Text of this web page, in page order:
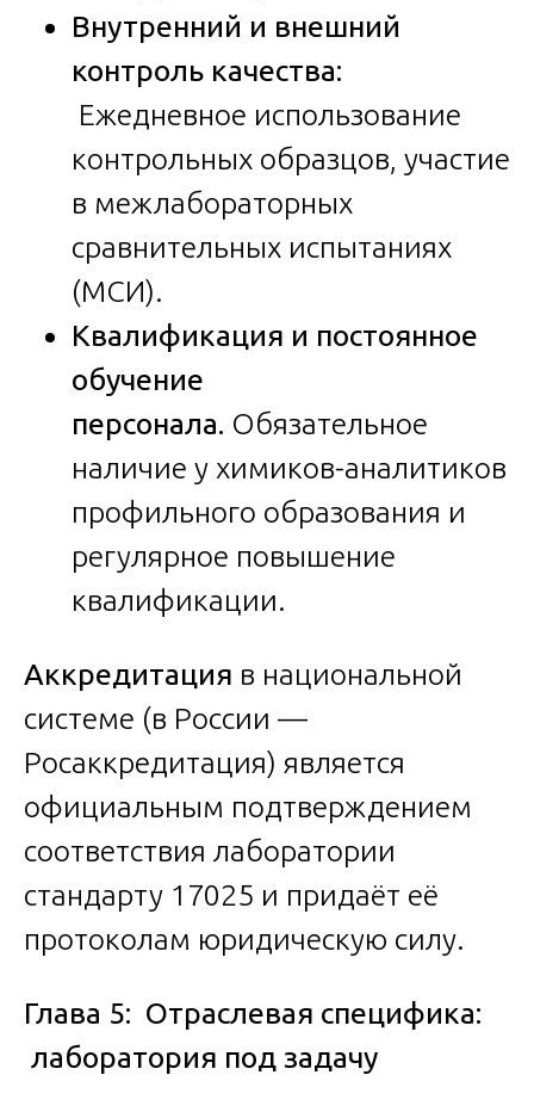
Внутренний и внешний
контроль качества:
Ежедневное использование
контрольных образцов, участие
в межлабораторных
сравнительных испытаниях
(МСИ).
Квалификация и постоянное
обучение
персонала. Обязательное
наличие у химиков-аналитиков
профильного образования и
регулярное повышение
квалификации.
Аккредитация в национальной
системе (в России —
Росаккредитация) является
официальным подтверждением
соответствия лаборатории
стандарту 17025 и придаёт её
протоколам юридическую силу.
Глава 5: Отраслевая специфика:
лаборатория под задачу